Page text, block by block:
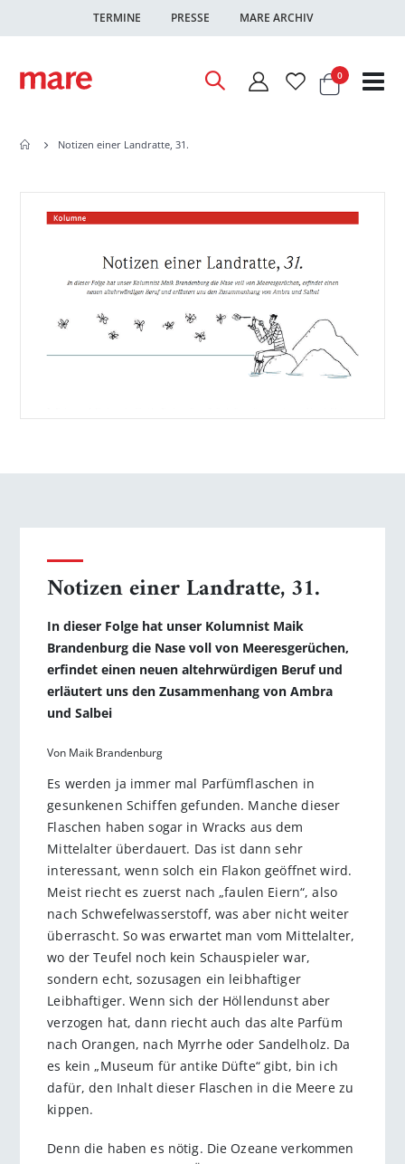
TERMINE PRESSE MARE ARCHIV
Warenkorb
0Artikel
Notizen einer Landratte, 31.
Ende
springen
Anfang
springen
Notizen einer Landratte, 31.
In dieser Folge hat unser Kolumnist Maik
Brandenburg die Nase voll von Meeresgerüchen,
erfindet einen neuen altehrwürdigen Beruf und
erläutert uns den Zusammenhang von Ambra
und Salbei
Von Maik Brandenburg
Es werden ja immer mal Parfümflaschen in
gesunkenen Schiffen gefunden. Manche dieser
Flaschen haben sogar in Wracks aus dem
Mittelalter überdauert. Das ist dann sehr
interessant, wenn solch ein Flakon geöffnet wird.
Meist riecht es zuerst nach „faulen Eiern“, also
nach Schwefelwasserstoff, was aber nicht weiter
überrascht. So was erwartet man vom Mittelalter,
wo der Teufel noch kein Schauspieler war,
sondern echt, sozusagen ein leibhaftiger
Leibhaftiger. Wenn sich der Höllendunst aber
verzogen hat, dann riecht auch das alte Parfüm
nach Orangen, nach Myrrhe oder Sandelholz. Da
es kein „Museum für antike Düfte“ gibt, bin ich
dafür, den Inhalt dieser Flaschen in die Meere zu
kippen.
Denn die haben es nötig. Die Ozeane verkommen